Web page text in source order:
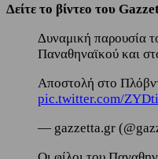
Δείτε το βίντεο του
Δυναμική παρουσία
Παναθηναϊκού και
Αποστολή στο
pic.twitter.com/
— gazzetta.gr